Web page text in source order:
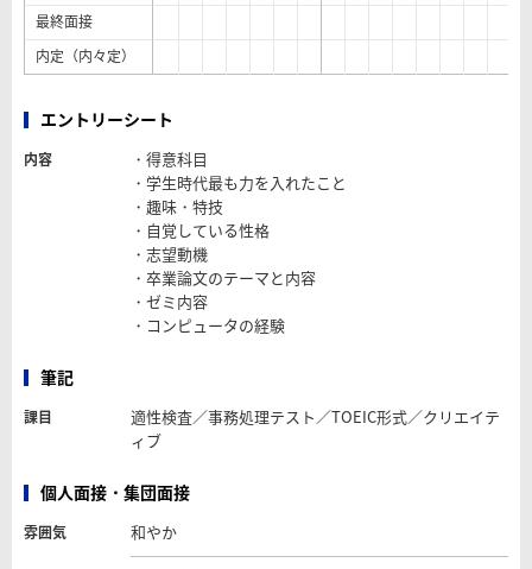
最終面接
内定（内々定）
エントリーシート
内容
・得意科目
・学生時代最も力を入れたこと
・趣味・特技
・自覚している性格
・志望動機
・卒業論文のテーマと内容
・ゼミ内容
・コンピュータの経験
筆記
課目
適性検査／事務処理テスト／TOEIC形式／クリエイテ
ィブ
個人面接・集団面接
雰囲気 和やか